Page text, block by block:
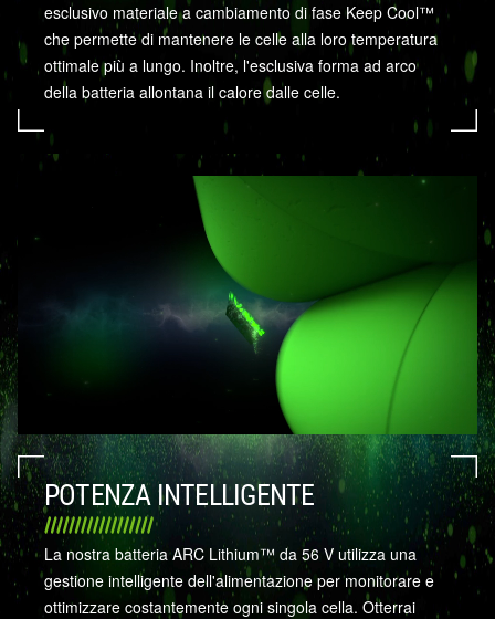
esclusivo materiale a cambiamento di fase Keep Cool™
che permette di mantenere le celle alla loro temperatura
ottimale più a lungo. Inoltre, l'esclusiva forma ad arco
della batteria allontana il calore dalle celle.
POTENZA INTELLIGENTE
La nostra batteria ARC Lithium™ da 56 V utilizza una
gestione intelligente dell'alimentazione per monitorare e
ottimizzare costantemente ogni singola cella. Otterrai